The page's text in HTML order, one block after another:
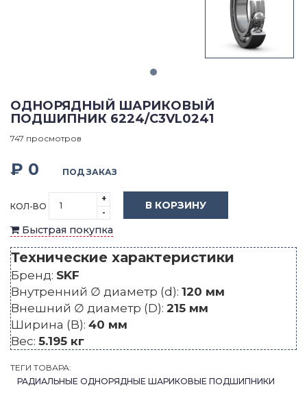
ОДНОРЯДНЫЙ ШАРИКОВЫЙ
ПОДШИПНИК 6224/C3VL0241
747 просмотров
₽ 0 ПОД ЗАКАЗ
КОЛ-ВО
+
-
В КОРЗИНУ
Быстрая покупка
Технические характеристики
Бренд: SKF
Внутренний ∅ диаметр (d): 120 мм
Внешний ∅ диаметр (D): 215 мм
Ширина (B): 40 мм
Вес: 5.195 кг
ТЕГИ ТОВАРА:
РАДИАЛЬНЫЕ ОДНОРЯДНЫЕ ШАРИКОВЫЕ ПОДШИПНИКИ